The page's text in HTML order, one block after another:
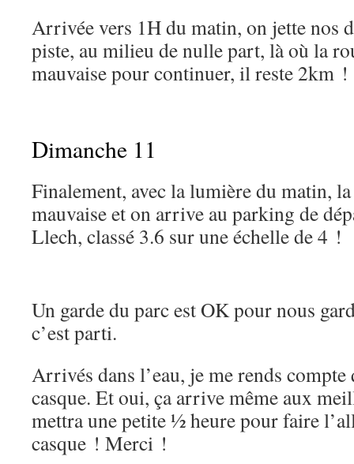
Arrivée vers 1H du matin, on jette nos
piste, au milieu de nulle part, là où la
mauvaise pour continuer, il reste 2km !
Dimanche 11
Finalement, avec la lumière du matin, la
mauvaise et on arrive au parking de
Llech, classé 3.6 sur une échelle de 4 !
Un garde du parc est OK pour nous
c’est parti.
Arrivés dans l’eau, je me rends
casque. Et oui, ça arrive même aux
mettra une petite ½ heure pour faire
casque ! Merci !